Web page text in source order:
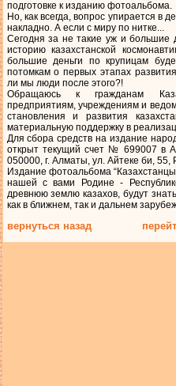
подготовке к изданию фотоальбома.
Но, как всегда, вопрос упирается в
накладно. А если с миру по нитке...
Сегодня за не такие уж и
историю казахстанской
большие деньги по крупицам
потомкам о первых этапах
ли мы люди после этого?!
Обращаюсь к гражданам
предприятиям, учреждениям и
становления и развития
материальную поддержку в
Для сбора средств на издание
открыт текущий счет № 699007 в
050000, г. Алматы, ул. Айтеке би,
Издание фотоальбома “Казахстанцы
нашей с вами Родине -
древнюю землю казахов, будут
как в ближнем, так и дальнем
вернуться назад